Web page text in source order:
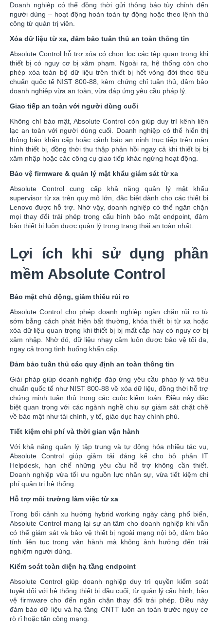
Doanh nghiệp có thể đồng thời gửi thông báo tùy chỉnh đến
người dùng – hoạt động hoàn toàn tự động hoặc theo lệnh thủ
công từ quản trị viên.
Xóa dữ liệu từ xa, đảm bảo tuân thủ an toàn thông tin
Absolute Control hỗ trợ xóa có chọn lọc các tệp quan trọng khi
thiết bị có nguy cơ bị xâm phạm. Ngoài ra, hệ thống còn cho
phép xóa toàn bộ dữ liệu trên thiết bị hết vòng đời theo tiêu
chuẩn quốc tế NIST 800-88, kèm chứng chỉ tuân thủ, đảm bảo
doanh nghiệp vừa an toàn, vừa đáp ứng yêu cầu pháp lý.
Giao tiếp an toàn với người dùng cuối
Không chỉ bảo mật, Absolute Control còn giúp duy trì kênh liên
lạc an toàn với người dùng cuối. Doanh nghiệp có thể hiển thị
thông báo khẩn cấp hoặc cảnh báo an ninh trực tiếp trên màn
hình thiết bị, đồng thời thu thập phản hồi ngay cả khi thiết bị bị
xâm nhập hoặc các công cụ giao tiếp khác ngừng hoạt động.
Bảo vệ firmware & quản lý mật khẩu giám sát từ xa
Absolute Control cung cấp khả năng quản lý mật khẩu
supervisor từ xa trên quy mô lớn, đặc biệt dành cho các thiết bị
Lenovo được hỗ trợ. Nhờ vậy, doanh nghiệp có thể ngăn chặn
mọi thay đổi trái phép trong cấu hình bảo mật endpoint, đảm
bảo thiết bị luôn được quản lý trong trạng thái an toàn nhất.
Lợi ích khi sử dụng phần
mềm Absolute Control
Bảo mật chủ động, giảm thiểu rủi ro
Absolute Control cho phép doanh nghiệp ngăn chặn rủi ro từ
sớm bằng cách phát hiện bất thường, khóa thiết bị từ xa hoặc
xóa dữ liệu quan trọng khi thiết bị bị mất cắp hay có nguy cơ bị
xâm nhập. Nhờ đó, dữ liệu nhạy cảm luôn được bảo vệ tối đa,
ngay cả trong tình huống khẩn cấp.
Đảm bảo tuân thủ các quy định an toàn thông tin
Giải pháp giúp doanh nghiệp đáp ứng yêu cầu pháp lý và tiêu
chuẩn quốc tế như NIST 800-88 về xóa dữ liệu, đồng thời hỗ trợ
chứng minh tuân thủ trong các cuộc kiểm toán. Điều này đặc
biệt quan trọng với các ngành nghề chịu sự giám sát chặt chẽ
về bảo mật như tài chính, y tế, giáo dục hay chính phủ.
Tiết kiệm chi phí và thời gian vận hành
Với khả năng quản lý tập trung và tự động hóa nhiều tác vụ,
Absolute Control giúp giảm tải đáng kể cho bộ phận IT
Helpdesk, hạn chế những yêu cầu hỗ trợ không cần thiết.
Doanh nghiệp vừa tối ưu nguồn lực nhân sự, vừa tiết kiệm chi
phí quản trị hệ thống.
Hỗ trợ môi trường làm việc từ xa
Trong bối cảnh xu hướng hybrid working ngày càng phổ biến,
Absolute Control mang lại sự an tâm cho doanh nghiệp khi vẫn
có thể giám sát và bảo vệ thiết bị ngoài mạng nội bộ, đảm bảo
tính liên tục trong vận hành mà không ảnh hưởng đến trải
nghiệm người dùng.
Kiểm soát toàn diện hạ tầng endpoint
Absolute Control giúp doanh nghiệp duy trì quyền kiểm soát
tuyệt đối với hệ thống thiết bị đầu cuối, từ quản lý cấu hình, bảo
vệ firmware cho đến ngăn chặn thay đổi trái phép. Điều này
đảm bảo dữ liệu và hạ tầng CNTT luôn an toàn trước nguy cơ
rò rỉ hoặc tấn công mạng.